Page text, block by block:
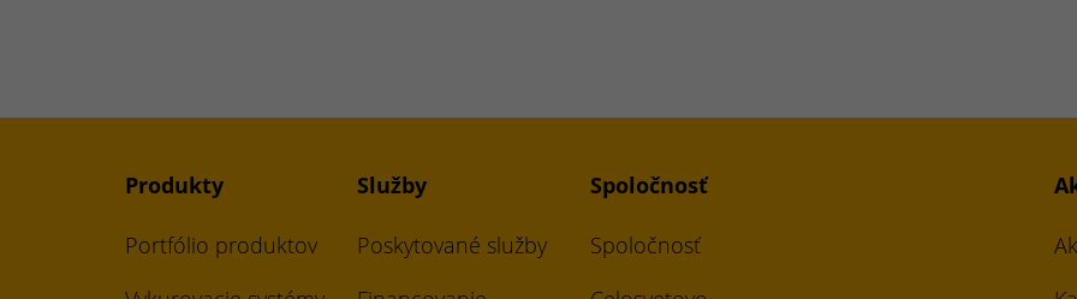
Produkty
Portfólio produktov
Služby
Poskytované služby
Spoločnosť
Spoločnosť